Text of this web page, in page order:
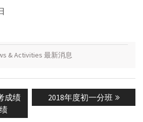
& Activities 最新消息
成绩
Next
post:
2018年度初一分班